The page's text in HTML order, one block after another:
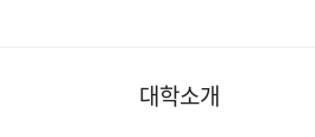
대학소개